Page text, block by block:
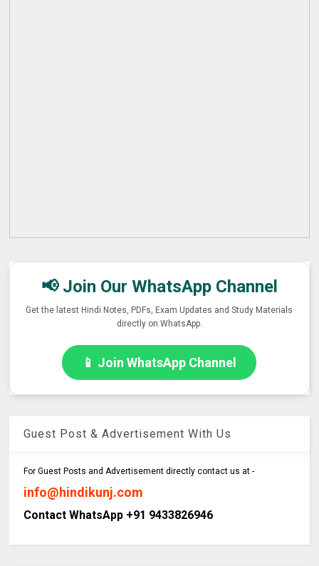
📢 Join Our WhatsApp Channel
Get the latest Hindi Notes, PDFs, Exam Updates and Study Materials
directly on WhatsApp.
📱 Join WhatsApp Channel
Guest Post & Advertisement With Us
For Guest Posts and Advertisement directly contact us at -
info@hindikunj.com
Contact WhatsApp +91 9433826946